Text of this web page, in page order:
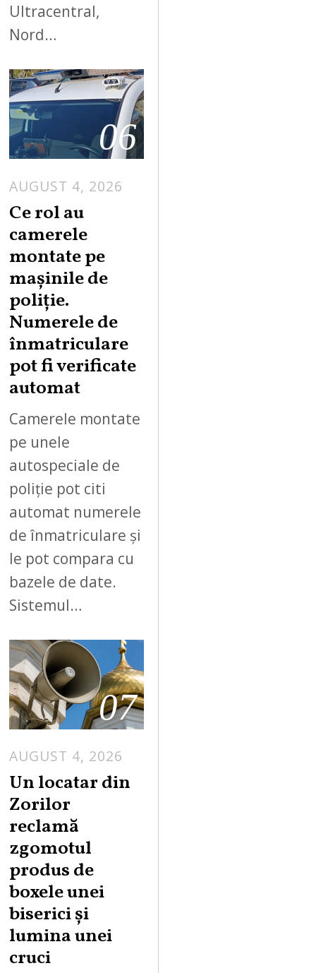
Ultracentral,
Nord…
06
AUGUST 4, 2026
Ce rol au
camerele
montate pe
mașinile de
poliție.
Numerele de
înmatriculare
pot fi verificate
automat
Camerele montate
pe unele
autospeciale de
poliție pot citi
automat numerele
de înmatriculare și
le pot compara cu
bazele de date.
Sistemul…
07
AUGUST 4, 2026
Un locatar din
Zorilor
reclamă
zgomotul
produs de
boxele unei
biserici și
lumina unei
cruci